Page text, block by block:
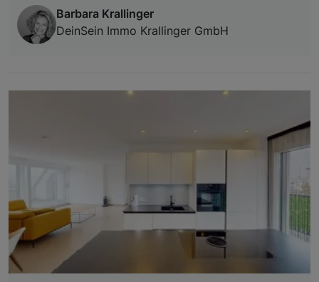
Barbara Krallinger
DeinSein Immo Krallinger GmbH
Zugriff auf Informationen auf einem Endgerät.
und der Performance von Inhalten,